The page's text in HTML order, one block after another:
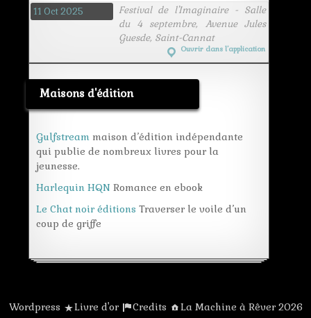
11 Oct 2025
Festival de l'Imaginaire - Salle
du 4 septembre, Avenue Jules
Guesde, Saint-Cannat
Ouvrir dans l’application
Maisons d'édition
Gulfstream maison d’édition indépendante
qui publie de nombreux livres pour la
jeunesse.
Harlequin HQN Romance en ebook
Le Chat noir éditions Traverser le voile d’un
coup de griffe
Wordpress Livre d'or Credits La Machine à Rêver 2026